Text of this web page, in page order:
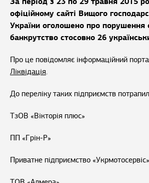
офіційному сайті Вищого
України оголошено про порушення
банкрутство стосовно 26
Про це повідомляє інформаційний
Ліквідація.
До переліку таких підприємств
ТзОВ «Вікторія плюс»
ПП «Грін-Р»
Приватне підприємство «Укрмотосервіс»